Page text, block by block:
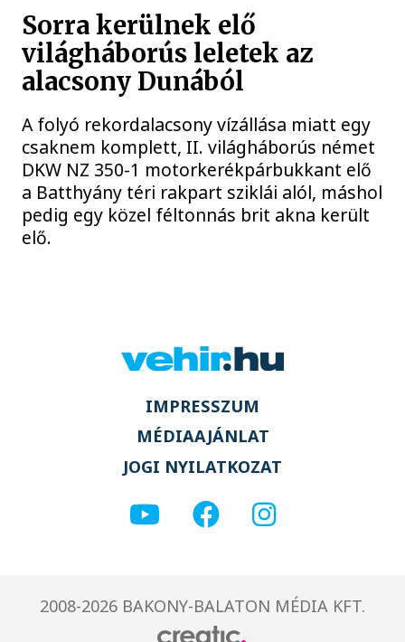
Sorra kerülnek elő
világháborús leletek az
alacsony Dunából
A folyó rekordalacsony vízállása miatt egy
csaknem komplett, II. világháborús német
DKW NZ 350-1 motorkerékpárbukkant elő
a Batthyány téri rakpart sziklái alól, máshol
pedig egy közel féltonnás brit akna került
elő.
IMPRESSZUM
MÉDIAAJÁNLAT
JOGI NYILATKOZAT
2008-2026 BAKONY-BALATON MÉDIA KFT.